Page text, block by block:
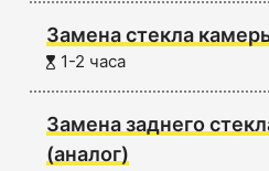
Замена стекла
1-2 часа
Замена заднего
(аналог)